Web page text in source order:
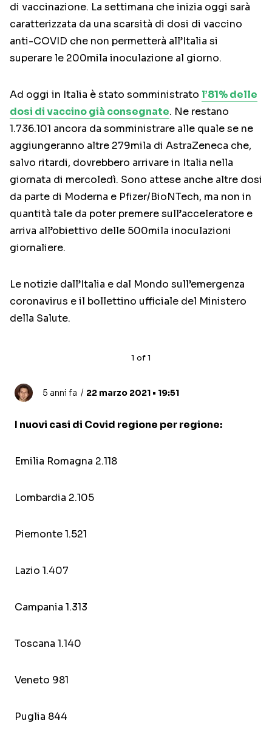
di vaccinazione. La settimana che inizia oggi sarà
caratterizzata da una scarsità di dosi di vaccino
anti-COVID che non permetterà all’Italia si
superare le 200mila inoculazione al giorno.
Ad oggi in Italia è stato somministrato l’81% delle
dosi di vaccino già consegnate. Ne restano
1.736.101 ancora da somministrare alle quale se ne
aggiungeranno altre 279mila di AstraZeneca che,
salvo ritardi, dovrebbero arrivare in Italia nella
giornata di mercoledì. Sono attese anche altre dosi
da parte di Moderna e Pfizer/BioNTech, ma non in
quantità tale da poter premere sull’acceleratore e
arriva all’obiettivo delle 500mila inoculazioni
giornaliere.
Le notizie dall’Italia e dal Mondo sull’emergenza
coronavirus e il bollettino ufficiale del Ministero
della Salute.
1 of1
5 anni fa 22 marzo 2021 • 19:51
I nuovi casi di Covid regione per regione:
Emilia Romagna 2.118
Lombardia 2.105
Piemonte 1.521
Lazio 1.407
Campania 1.313
Toscana 1.140
Veneto 981
Puglia 844